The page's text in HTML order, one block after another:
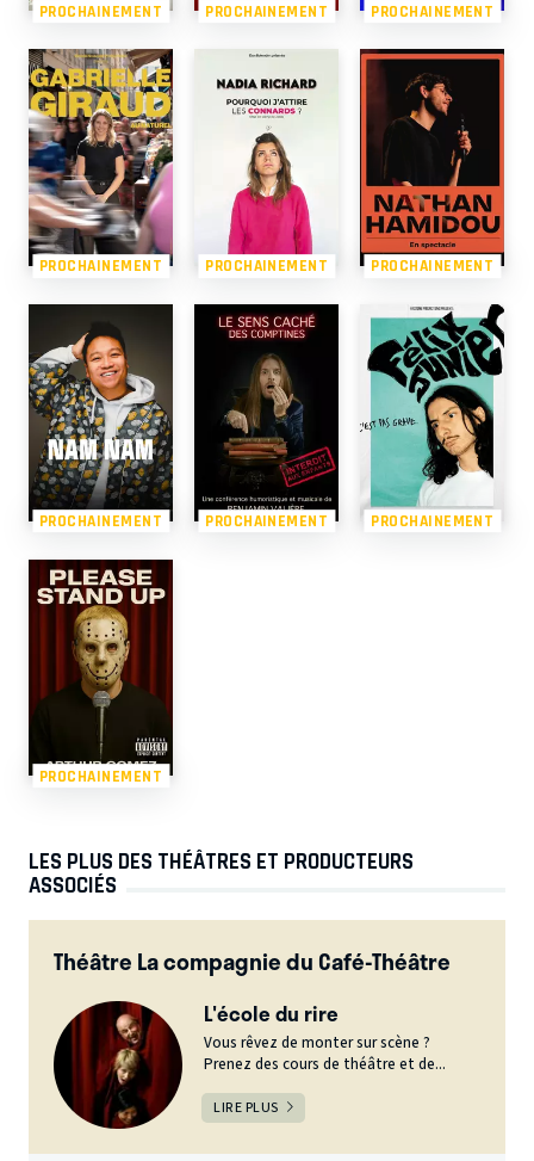
PROCHAINEMENT PROCHAINEMENT PROCHAINEMENT
PROCHAINEMENT PROCHAINEMENT PROCHAINEMENT
PROCHAINEMENT PROCHAINEMENT PROCHAINEMENT
PROCHAINEMENT
LES PLUS DES THÉÂTRES ET PRODUCTEURS
ASSOCIÉS
Théâtre La compagnie du Café-Théâtre
L'école du rire
Vous rêvez de monter sur scène ?
Prenez des cours de théâtre et de...
LIRE PLUS